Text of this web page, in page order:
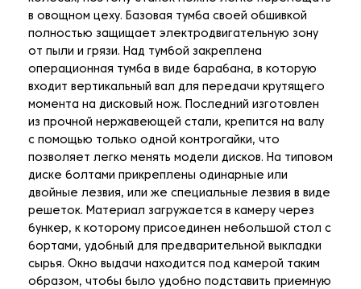
в овощном цеху. Базовая тумба своей обшивкой
полностью защищает электродвигательную зону
от пыли и грязи. Над тумбой закреплена
операционная тумба в виде барабана, в которую
входит вертикальный вал для передачи крутящего
момента на дисковый нож. Последний изготовлен
из прочной нержавеющей стали, крепится на валу
с помощью только одной контрогайки, что
позволяет легко менять модели дисков. На типовом
диске болтами прикреплены одинарные или
двойные лезвия, или же специальные лезвия в виде
решеток. Материал загружается в камеру через
бункер, к которому присоединен небольшой стол с
бортами, удобный для предварительной выкладки
сырья. Окно выдачи находится под камерой таким
образом, чтобы было удобно подставить приемную